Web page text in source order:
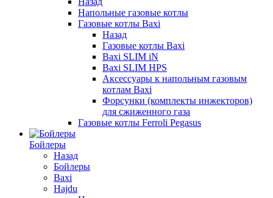
Напольные газовые котлы
Газовые котлы Baxi
Назад
Газовые котлы Baxi
Baxi SLIM iN
Baxi SLIM HPS
Аксессуары к напольным газовым
котлам Baxi
Форсунки (комплекты инжекторов)
для сжиженного газа
Газовые котлы Ferroli Pegasus
Бойлеры
Назад
Бойлеры
Baxi
Hajdu